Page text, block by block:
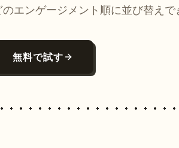
のエンゲージメント順に並び替えで
無料で試す